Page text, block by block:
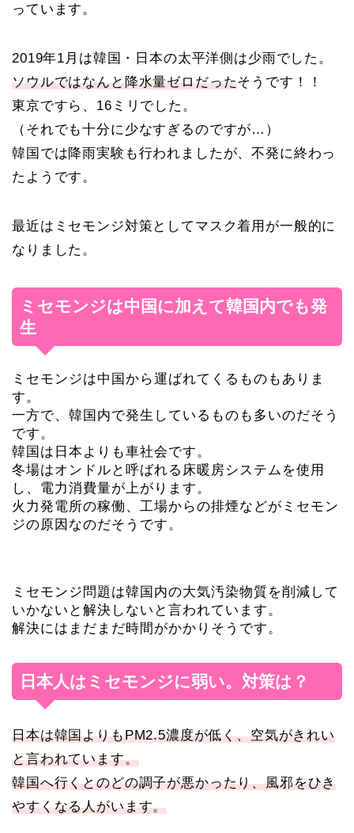
っています。
2019年1月は韓国・日本の太平洋側は少雨でした。
ソウルではなんと降水量ゼロだったそうです！！
東京ですら、16ミリでした。
（それでも十分に少なすぎるのですが…）
韓国では降雨実験も行われましたが、不発に終わっ
たようです。
最近はミセモンジ対策としてマスク着用が一般的に
なりました。
ミセモンジは中国に加えて韓国内でも発
生
ミセモンジは中国から運ばれてくるものもありま
す。
一方で、韓国内で発生しているものも多いのだそう
です。
韓国は日本よりも車社会です。
冬場はオンドルと呼ばれる床暖房システムを使用
し、電力消費量が上がります。
火力発電所の稼働、工場からの排煙などがミセモン
ジの原因なのだそうです。
ミセモンジ問題は韓国内の大気汚染物質を削減して
いかないと解決しないと言われています。
解決にはまだまだ時間がかかりそうです。
日本人はミセモンジに弱い。対策は？
日本は韓国よりもPM2.5濃度が低く、空気がきれい
と言われています。
韓国へ行くとのどの調子が悪かったり、風邪をひき
やすくなる人がいます。